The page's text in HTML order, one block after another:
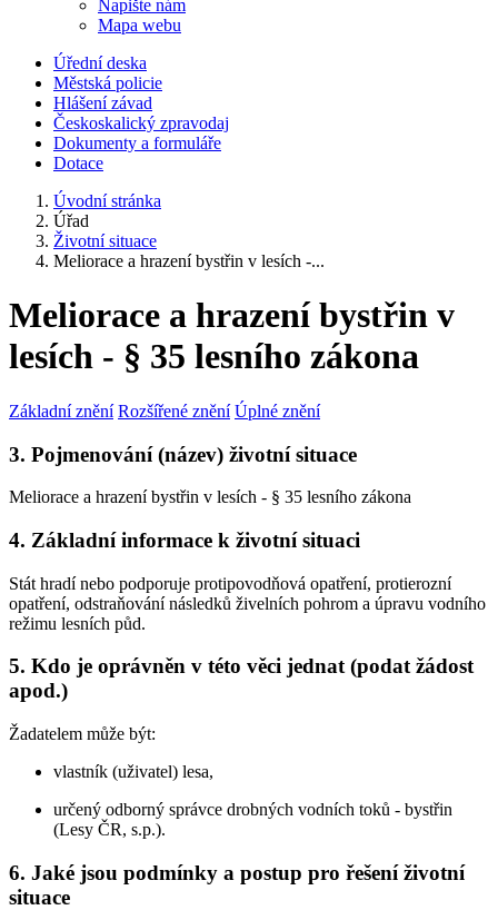
Napište nám
Mapa webu
Úřední deska
Městská policie
Hlášení závad
Českoskalický zpravodaj
Dokumenty a formuláře
Dotace
Úvodní stránka
Úřad
Životní situace
Meliorace a hrazení bystřin v lesích -...
Meliorace a hrazení bystřin v
lesích - § 35 lesního zákona
Základní znění Rozšířené znění Úplné znění
3. Pojmenování (název) životní situace
Meliorace a hrazení bystřin v lesích - § 35 lesního zákona
4. Základní informace k životní situaci
Stát hradí nebo podporuje protipovodňová opatření, protierozní
opatření, odstraňování následků živelních pohrom a úpravu vodního
režimu lesních půd.
5. Kdo je oprávněn v této věci jednat (podat žádost
apod.)
Žadatelem může být:
vlastník (uživatel) lesa,
určený odborný správce drobných vodních toků - bystřin
(Lesy ČR, s.p.).
6. Jaké jsou podmínky a postup pro řešení životní
situace